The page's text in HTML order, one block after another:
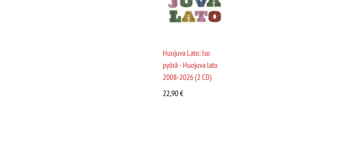
Huojuva Lato: Iso
pyörä - Huojuva lato
2008-2026 (2 CD)
22,90€